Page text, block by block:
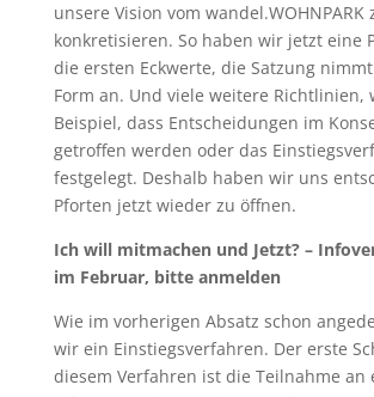
unsere Vision vom wandel.WOHNPARK
konkretisieren. So haben wir jetzt eine
die ersten Eckwerte, die Satzung
Form an. Und viele weitere Richtlinien,
Beispiel, dass Entscheidungen im
getroffen werden oder das
festgelegt. Deshalb haben wir uns
Pforten jetzt wieder zu öffnen.
Ich will mitmachen und Jetzt? –
im Februar, bitte anmelden
Wie im vorherigen Absatz schon
wir ein Einstiegsverfahren. Der erste
diesem Verfahren ist die Teilnahme an